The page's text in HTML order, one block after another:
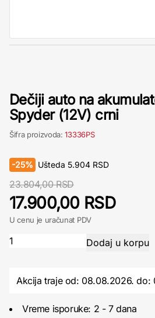
Dečiji auto na
Spyder (12V) crni
Šifra proizvoda:13336PS
-25% Ušteda 5.904 RSD
23.804,00 RSD
17.900,00 RSD
U cenu je uračunat PDV
Akcija traje od: 08.08.2026.do:
Vreme isporuke: 2 - 7 dana